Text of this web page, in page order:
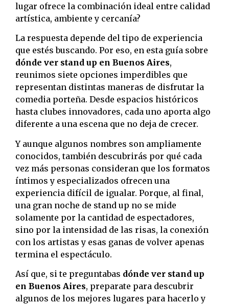
lugar ofrece la combinación ideal entre calidad
artística, ambiente y cercanía?
La respuesta depende del tipo de experiencia
que estés buscando. Por eso, en esta guía sobre
dónde ver stand up en Buenos Aires,
reunimos siete opciones imperdibles que
representan distintas maneras de disfrutar la
comedia porteña. Desde espacios históricos
hasta clubes innovadores, cada uno aporta algo
diferente a una escena que no deja de crecer.
Y aunque algunos nombres son ampliamente
conocidos, también descubrirás por qué cada
vez más personas consideran que los formatos
íntimos y especializados ofrecen una
experiencia difícil de igualar. Porque, al final,
una gran noche de stand up no se mide
solamente por la cantidad de espectadores,
sino por la intensidad de las risas, la conexión
con los artistas y esas ganas de volver apenas
termina el espectáculo.
Así que, si te preguntabas dónde ver stand up
en Buenos Aires, preparate para descubrir
algunos de los mejores lugares para hacerlo y